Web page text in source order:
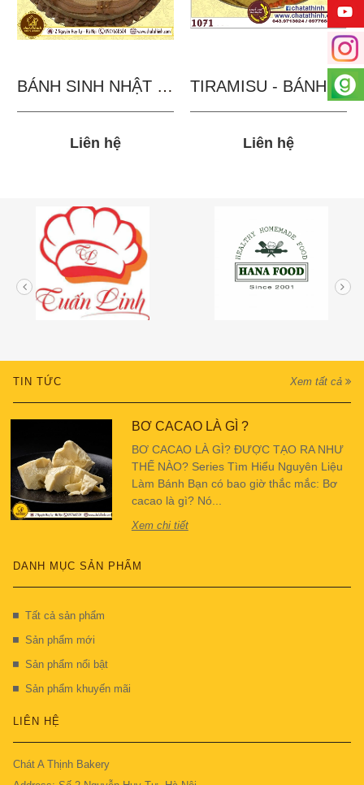
BÁNH SINH NHẬT IN...
Liên hệ
TIRAMISU - BÁNH TẶNG...
Liên hệ
TIN TỨC Xem tất cả
BƠ CACAO LÀ GÌ ?
BƠ CACAO LÀ GÌ? ĐƯỢC TẠO RA NHƯ
THẾ NÀO? Series Tìm Hiểu Nguyên Liệu
Làm Bánh Bạn có bao giờ thắc mắc: Bơ
cacao là gì? Nó...
Xem chi tiết
DANH MỤC SẢN PHẨM
Tất cả sản phẩm
Sản phẩm mới
Sản phẩm nổi bật
Sản phẩm khuyến mãi
LIÊN HỆ
Chát A Thịnh Bakery